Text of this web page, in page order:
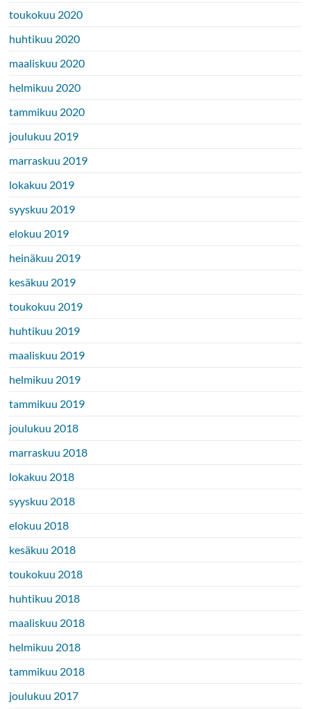
toukokuu 2020
huhtikuu 2020
maaliskuu 2020
helmikuu 2020
tammikuu 2020
joulukuu 2019
marraskuu 2019
lokakuu 2019
syyskuu 2019
elokuu 2019
heinäkuu 2019
kesäkuu 2019
toukokuu 2019
huhtikuu 2019
maaliskuu 2019
helmikuu 2019
tammikuu 2019
joulukuu 2018
marraskuu 2018
lokakuu 2018
syyskuu 2018
elokuu 2018
kesäkuu 2018
toukokuu 2018
huhtikuu 2018
maaliskuu 2018
helmikuu 2018
tammikuu 2018
joulukuu 2017